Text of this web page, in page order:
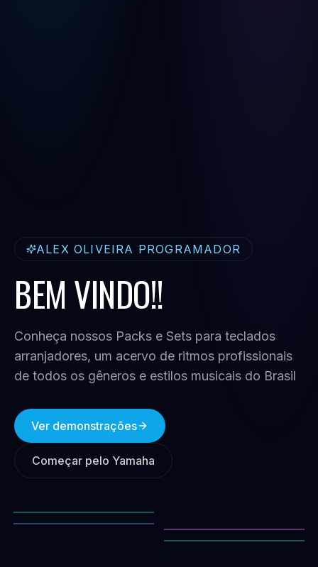
ALEX OLIVEIRA PROGRAMADOR
BEM VINDO!!
Conheça nossos Packs e Sets para teclados
arranjadores, um acervo de ritmos profissionais
de todos os gêneros e estilos musicais do Brasil
Ver demonstrações
Começar pelo Yamaha